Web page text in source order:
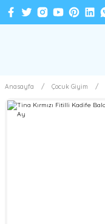
Anasayfa Çocuk Giyim